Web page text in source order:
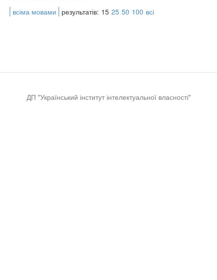
всіма мовами
результатів: 15 25 50 100 всі
ДП "Український інститут інтелектуальної власності"